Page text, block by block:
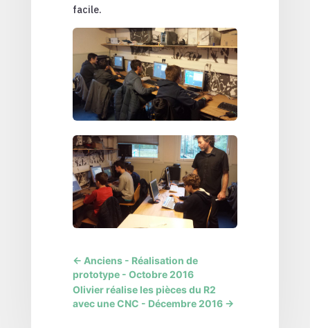
facile.
← Anciens - Réalisation de
prototype - Octobre 2016
Olivier réalise les pièces du R2
avec une CNC - Décembre 2016→